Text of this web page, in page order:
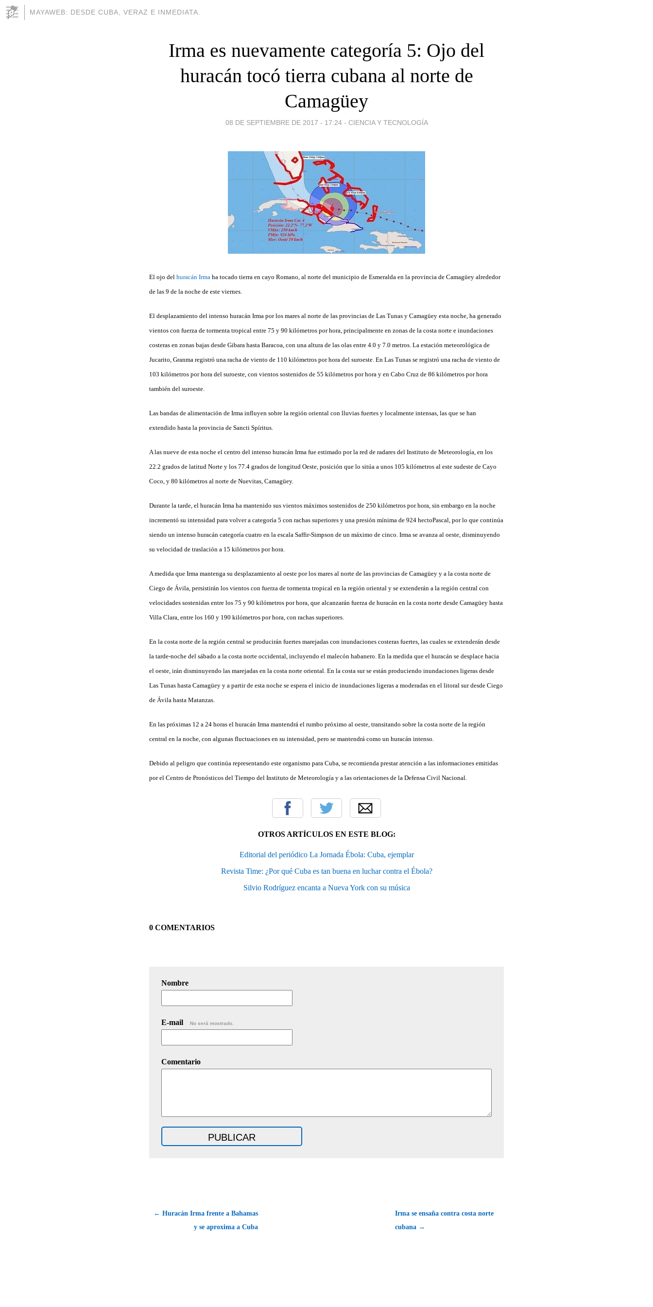
MAYAWEB: DESDE CUBA, VERAZ E INMEDIATA.
Irma es nuevamente categoría 5: Ojo del
huracán tocó tierra cubana al norte de
Camagüey
08 DE SEPTIEMBRE DE 2017 - 17:24 - CIENCIA Y TECNOLOGÍA
El ojo del huracán Irma ha tocado tierra en cayo Romano, al norte del municipio de Esmeralda en la provincia de Camagüey alrededor
de las 9 de la noche de este viernes.
El desplazamiento del intenso huracán Irma por los mares al norte de las provincias de Las Tunas y Camagüey esta noche, ha generado
vientos con fuerza de tormenta tropical entre 75 y 90 kilómetros por hora, principalmente en zonas de la costa norte e inundaciones
costeras en zonas bajas desde Gibara hasta Baracoa, con una altura de las olas entre 4.0 y 7.0 metros. La estación meteorológica de
Jucarito, Granma registró una racha de viento de 110 kilómetros por hora del suroeste. En Las Tunas se registró una racha de viento de
103 kilómetros por hora del suroeste, con vientos sostenidos de 55 kilómetros por hora y en Cabo Cruz de 86 kilómetros por hora
también del suroeste.
Las bandas de alimentación de Irma influyen sobre la región oriental con lluvias fuertes y localmente intensas, las que se han
extendido hasta la provincia de Sancti Spíritus.
A las nueve de esta noche el centro del intenso huracán Irma fue estimado por la red de radares del Instituto de Meteorología, en los
22.2 grados de latitud Norte y los 77.4 grados de longitud Oeste, posición que lo sitúa a unos 105 kilómetros al este sudeste de Cayo
Coco, y 80 kilómetros al norte de Nuevitas, Camagüey.
Durante la tarde, el huracán Irma ha mantenido sus vientos máximos sostenidos de 250 kilómetros por hora, sin embargo en la noche
incrementó su intensidad para volver a categoría 5 con rachas superiores y una presión mínima de 924 hectoPascal, por lo que continúa
siendo un intenso huracán categoría cuatro en la escala Saffir-Simpson de un máximo de cinco. Irma se avanza al oeste, disminuyendo
su velocidad de traslación a 15 kilómetros por hora.
A medida que Irma mantenga su desplazamiento al oeste por los mares al norte de las provincias de Camagüey y a la costa norte de
Ciego de Ávila, persistirán los vientos con fuerza de tormenta tropical en la región oriental y se extenderán a la región central con
velocidades sostenidas entre los 75 y 90 kilómetros por hora, que alcanzarán fuerza de huracán en la costa norte desde Camagüey hasta
Villa Clara, entre los 160 y 190 kilómetros por hora, con rachas superiores.
En la costa norte de la región central se producirán fuertes marejadas con inundaciones costeras fuertes, las cuales se extenderán desde
la tarde-noche del sábado a la costa norte occidental, incluyendo el malecón habanero. En la medida que el huracán se desplace hacia
el oeste, irán disminuyendo las marejadas en la costa norte oriental. En la costa sur se están produciendo inundaciones ligeras desde
Las Tunas hasta Camagüey y a partir de esta noche se espera el inicio de inundaciones ligeras a moderadas en el litoral sur desde Ciego
de Ávila hasta Matanzas.
En las próximas 12 a 24 horas el huracán Irma mantendrá el rumbo próximo al oeste, transitando sobre la costa norte de la región
central en la noche, con algunas fluctuaciones en su intensidad, pero se mantendrá como un huracán intenso.
Debido al peligro que continúa representando este organismo para Cuba, se recomienda prestar atención a las informaciones emitidas
por el Centro de Pronósticos del Tiempo del Instituto de Meteorología y a las orientaciones de la Defensa Civil Nacional.
OTROS ARTÍCULOS EN ESTE BLOG:
Editorial del periódico La Jornada Ébola: Cuba, ejemplar
Revista Time: ¿Por qué Cuba es tan buena en luchar contra el Ébola?
Silvio Rodríguez encanta a Nueva York con su música
0 COMENTARIOS
Nombre
E-mail No será mostrado.
Comentario
← Huracán Irma frente a Bahamas
y se aproxima a Cuba
Irma se ensaña contra costa norte
cubana →